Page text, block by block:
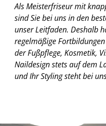
Als Meisterfriseur mit
sind Sie bei uns in den
unser Leitfaden. Deshalb
regelmäßige
der Fußpflege, Kosmetik,
Naildesign stets auf dem
und Ihr Styling steht bei